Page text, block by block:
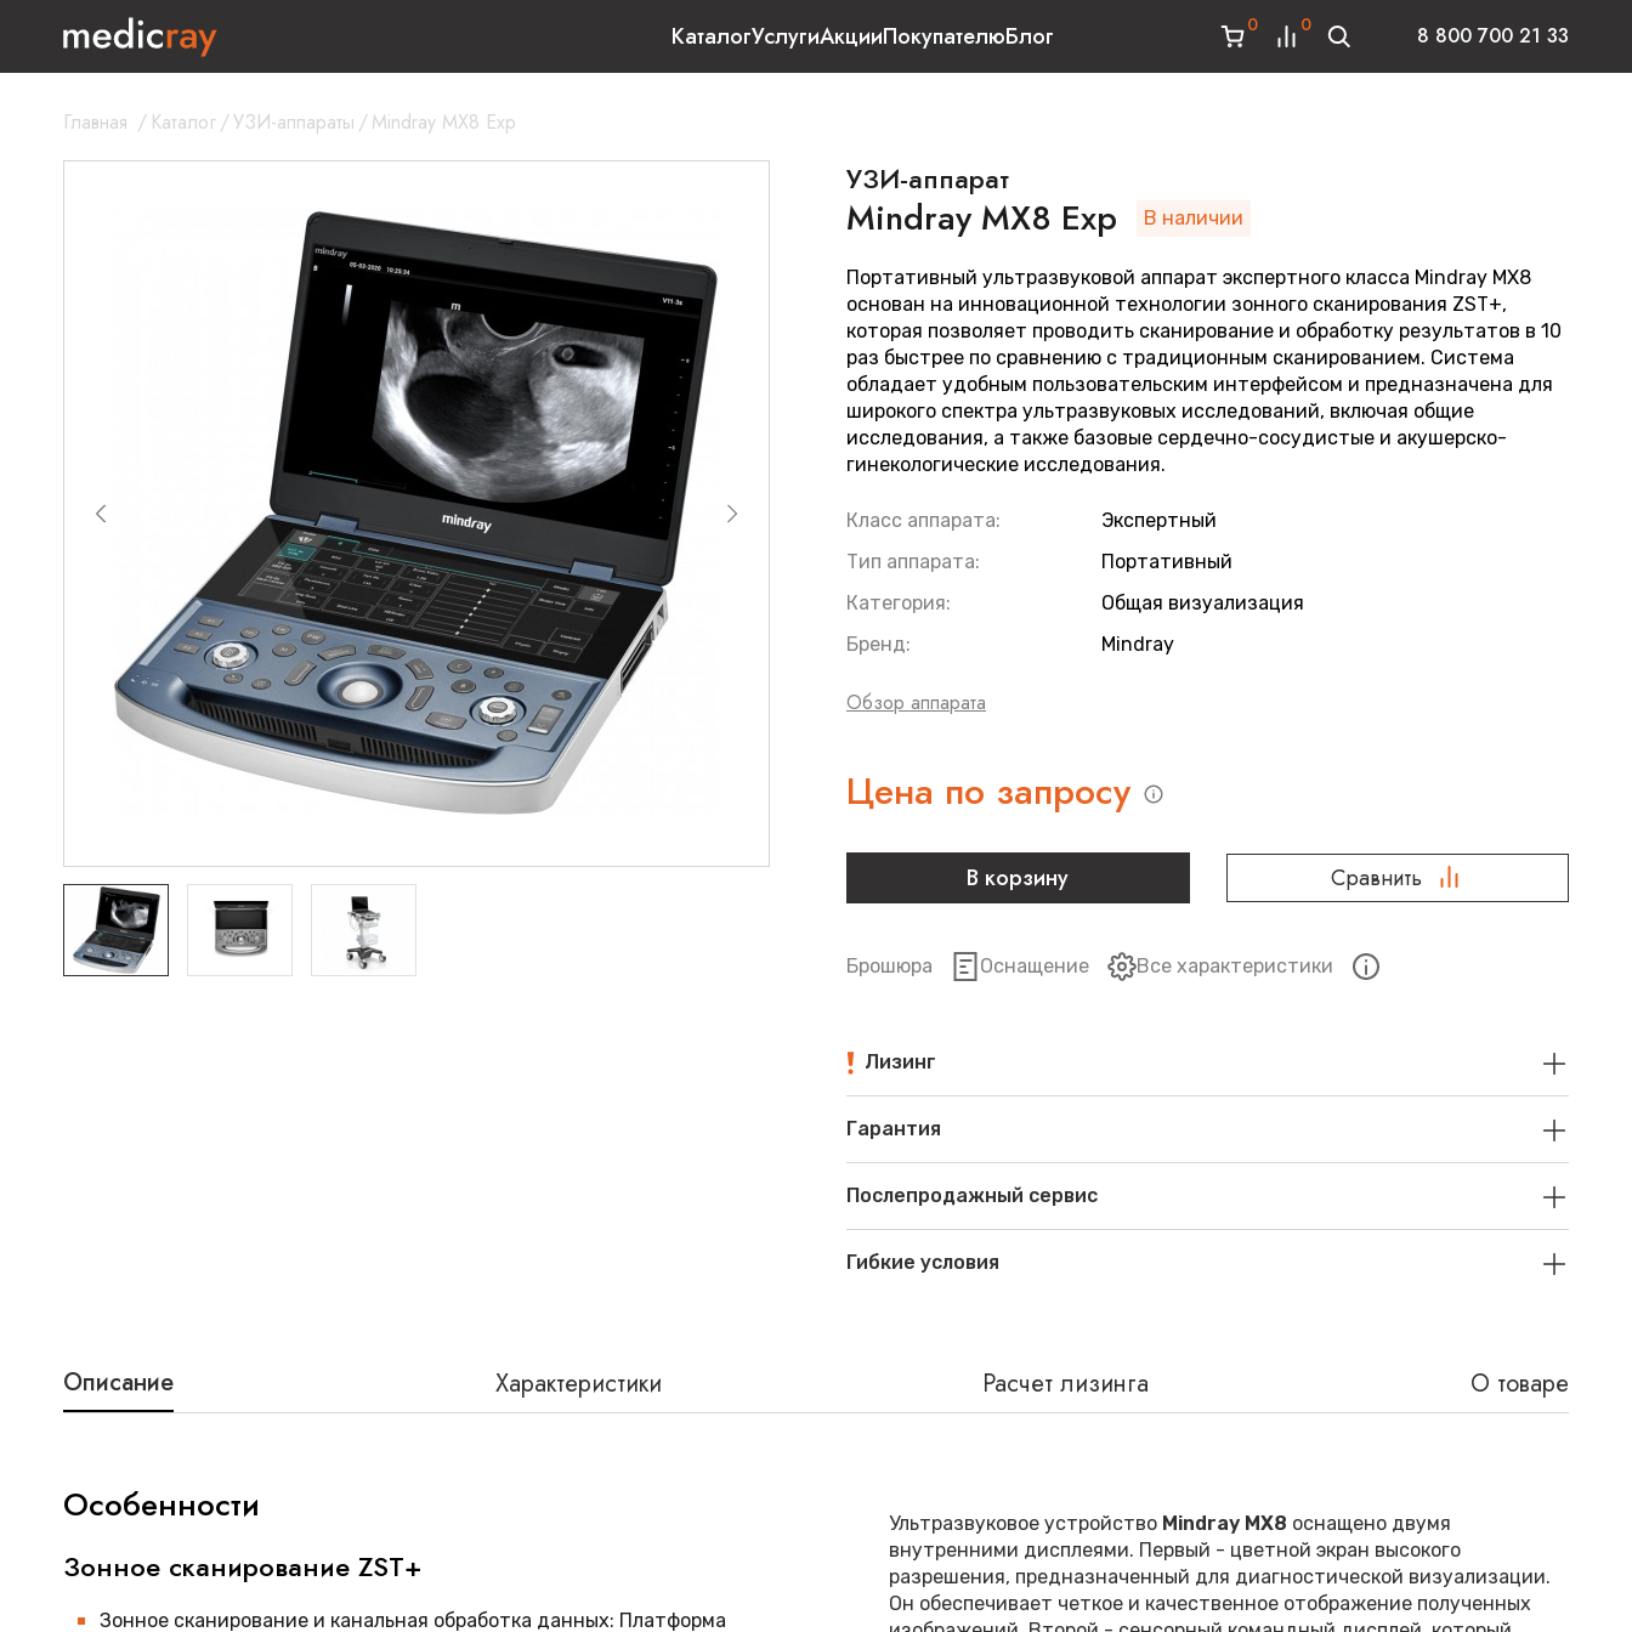
КаталогУслугиАкцииПокупателюБлог 0 0 8 800 700 21 33
Главная / Каталог/УЗИ-аппараты /Mindray MX8 Exp
УЗИ-аппарат
Mindray MX8 Exp В наличии
Портативный ультразвуковой аппарат экспертного класса Mindray MX8
основан на инновационной технологии зонного сканирования ZST+,
которая позволяет проводить сканирование и обработку результатов в 10
раз быстрее по сравнению с традиционным сканированием. Система
обладает удобным пользовательским интерфейсом и предназначена для
широкого спектра ультразвуковых исследований, включая общие
исследования, а также базовые сердечно-сосудистые и акушерско-
гинекологические исследования.
Класс аппарата:
Экспертный
Тип аппарата:
Портативный
Категория:
Общая визуализация
Бренд:
Mindray
Обзор аппарата
Цена по запросу
В корзину Сравнить
Брошюра Оснащение Все характеристики
Лизинг
Гарантия
Послепродажный сервис
Гибкие условия
Описание Характеристики Расчет лизинга О товаре
Особенности
Зонное сканирование ZST+
Зонное сканирование и канальная обработка данных: Платформа
Ультразвуковое устройство Mindray MX8 оснащено двумя
внутренними дисплеями. Первый - цветной экран высокого
разрешения, предназначенный для диагностической визуализации.
Он обеспечивает четкое и качественное отображение полученных